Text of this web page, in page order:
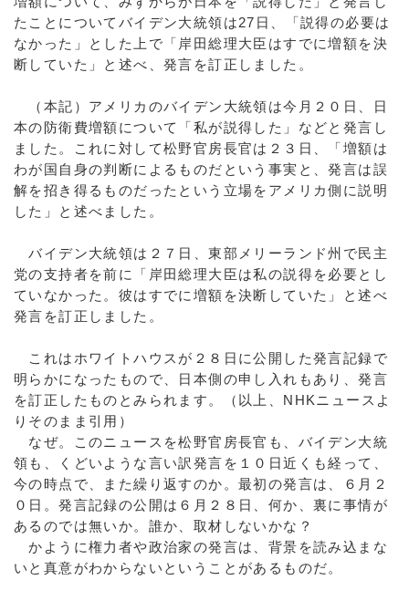
たことについてバイデン大統領は27日、「説得の必要は
なかった」とした上で「岸田総理大臣はすでに増額を決
断していた」と述べ、発言を訂正しました。
（本記）アメリカのバイデン大統領は今月２０日、日
本の防衛費増額について「私が説得した」などと発言し
ました。これに対して松野官房長官は２３日、「増額は
わが国自身の判断によるものだという事実と、発言は誤
解を招き得るものだったという立場をアメリカ側に説明
した」と述べました。
バイデン大統領は２７日、東部メリーランド州で民主
党の支持者を前に「岸田総理大臣は私の説得を必要とし
ていなかった。彼はすでに増額を決断していた」と述べ
発言を訂正しました。
これはホワイトハウスが２８日に公開した発言記録で
明らかになったもので、日本側の申し入れもあり、発言
を訂正したものとみられます。（以上、NHKニュースよ
りそのまま引用）
なぜ。このニュースを松野官房長官も、バイデン大統
領も、くどいような言い訳発言を１０日近くも経って、
今の時点で、また繰り返すのか。最初の発言は、６月２
０日。発言記録の公開は６月２８日、何か、裏に事情が
あるのでは無いか。誰か、取材しないかな？
かように権力者や政治家の発言は、背景を読み込まな
いと真意がわからないということがあるものだ。